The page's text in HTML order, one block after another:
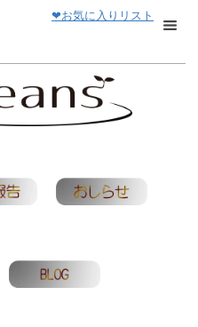
❤お気に入りリスト